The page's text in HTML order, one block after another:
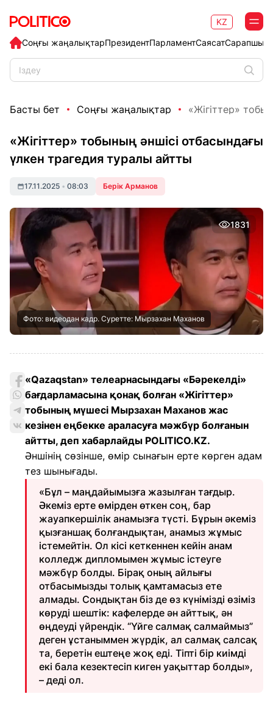
Соңғы жаңалықтарПрезидентПарламентСаясат
KZ
Басты бет Соңғы жаңалықтар «Жігіттер»
«Жігіттер» тобының әншісі отбасындағы
үлкен трагедия туралы айтты
17.11.2025 • 08:03 Берік Арманов
1831
Фото: видеодан кадр. Суретте: Мырзахан Маханов
«Qazaqstan» телеарнасындағы «Бәрекелді»
бағдарламасына қонақ болған «Жігіттер»
тобының мүшесі Мырзахан Маханов жас
кезінен еңбекке араласуға мәжбүр болғанын
айтты, деп хабарлайды POLITICO.KZ.
Әншінің сөзінше, өмір сынағын ерте көрген адам
тез шынығады.
«Бұл – маңдайымызға жазылған тағдыр.
Әкеміз ерте өмірден өткен соң, бар
жауапкершілік анамызға түсті. Бұрын әкеміз
қызғаншақ болғандықтан, анамыз жұмыс
істемейтін. Ол кісі кеткеннен кейін анам
колледж дипломымен жұмыс істеуге
мәжбүр болды. Бірақ оның айлығы
отбасымызды толық қамтамасыз ете
алмады. Сондықтан біз де өз күнімізді өзіміз
көруді шештік: кафелерде ән айттық, ән
өңдеуді үйрендік. “Үйге салмақ салмаймыз”
деген ұстаныммен жүрдік, ал салмақ салсақ
та, беретін ештеңе жоқ еді. Тіпті бір киімді
екі бала кезектесіп киген уақыттар болды»,
– деді ол.